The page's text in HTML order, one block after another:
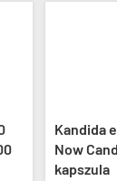
Kandida
Now
kapszula